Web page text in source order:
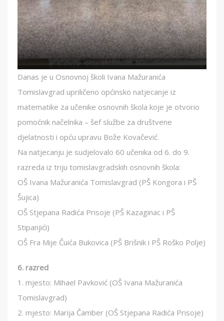
Danas je u Osnovnoj školi Ivana Mažuranića
Tomislavgrad upriličeno općinsko natjecanje iz
matematike za učenike osnovnih škola koje je otvorio
pomoćnik načelnika – šef službe za društvene
djelatnosti i opću upravu Bože Kovačević.
Na natjecanju je sudjelovalo 60 učenika od 6. do 9.
razreda iz triju tomislavgradskih osnovnih škola:
OŠ Ivana Mažuranića Tomislavgrad (PŠ Kongora i PŠ
Šujica)
OŠ Stjepana Radića Prisoje (PŠ Kazaginac i PŠ
Stipanjići)
OŠ Fra Mije Čuića Bukovica (PŠ Brišnik i PŠ Roško Polje)
6. razred
1. mjesto: Mihael Pavković (OŠ Ivana Mažuranića
Tomislavgrad)
2. mjesto: Marija Čamber (OŠ Stjepana Radića Prisoje)